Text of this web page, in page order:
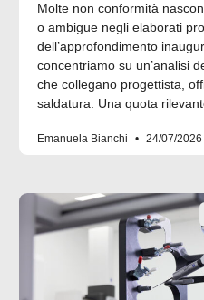
Molte non conformità
o ambigue negli elaborati
dell’approfondimento
concentriamo su un’analisi
che collegano progettista,
saldatura. Una quota
Emanuela Bianchi 24/07/2026